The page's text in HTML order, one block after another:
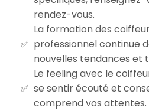
rendez-vous.
La formation des
professionnel continue
nouvelles tendances et
Le feeling avec le
se sentir écouté et
comprend vos attentes.